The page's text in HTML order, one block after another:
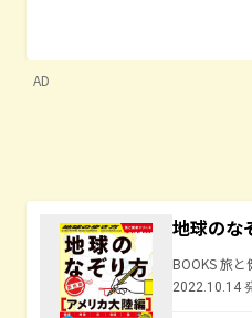
AD
地球の
BOOKS 旅と
2022.10.14